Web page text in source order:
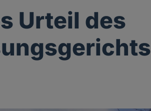
Urteil des